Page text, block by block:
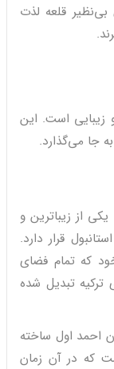
بی‌نظیر قلعه لذت
و زیبایی است. این
جا می‌گذارد.
از زیباترین و
قرار دارد.
که تمام فضای
ترکیه تبدیل شده
سلطان احمد اول ساخته
که در آن زمان